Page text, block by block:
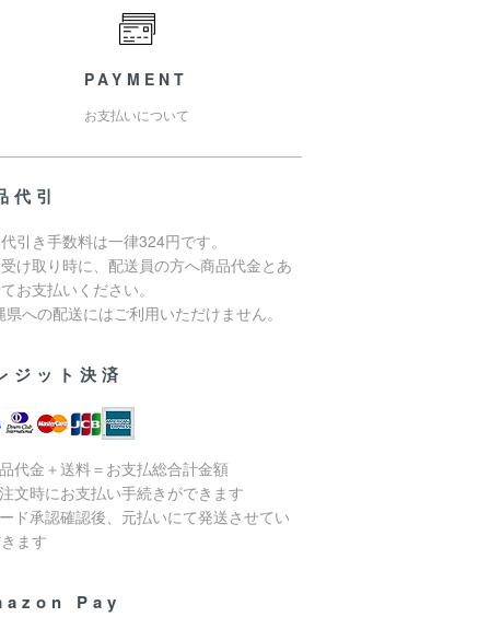
PAYMENT
お支払いについて
代引
引き手数料は一律324円です。
け取り時に、配送員の方へ商品代金とあ
お支払いください。
県への配送にはご利用いただけません。
ジット決済
代金＋送料＝お支払総合計金額
文時にお支払い手続きができます
ド承認確認後、元払いにて発送させてい
ます
Pay